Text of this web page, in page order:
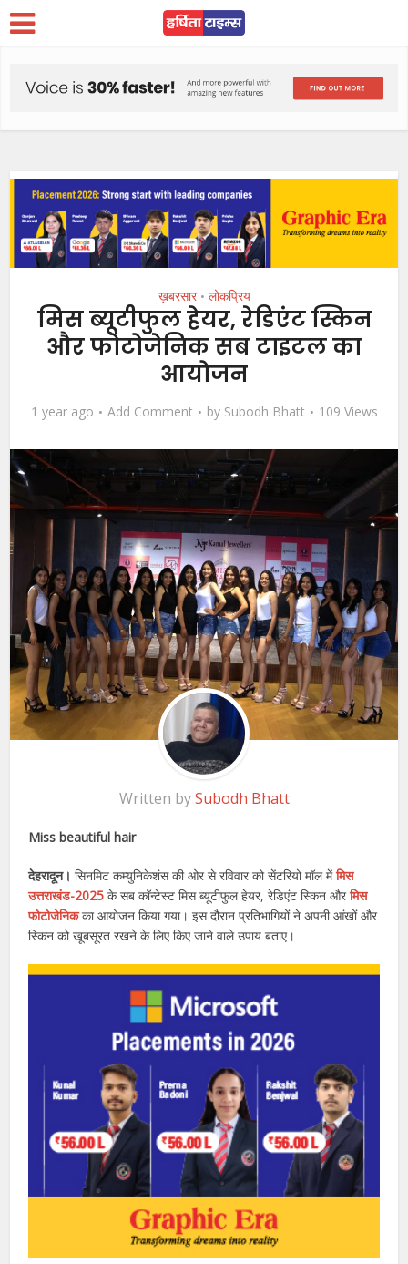
ख़बरसार • लोकप्रिय
मिस ब्यूटीफुल हेयर, रेडिएंट स्किन
और फोटोजेनिक सब टाइटल का
आयोजन
1 year ago Add Comment by Subodh Bhatt 109 Views
Written bySubodh Bhatt
Miss beautiful hair
देहरादून।सिनमिट कम्युनिकेशंस की ओर से रविवार को सेंटरियो मॉल मेंमिस
उत्तराखंड-2025के सब कॉन्टेस्ट मिस ब्यूटीफुल हेयर, रेडिएंट स्किन औरमिस
फोटोजेनिकका आयोजन किया गया। इस दौरान प्रतिभागियों ने अपनी आंखों और
स्किन को खूबसूरत रखने के लिए किए जाने वाले उपाय बताए।